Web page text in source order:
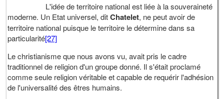
L'idée de territoire national est liée à la souveraineté
moderne. Un Etat universel, ditChatelet, ne peut avoir de
territoire national puisque le territoire le détermine dans sa
particularité[27]
Le christianisme que nous avons vu, avait pris le cadre
traditionnel de religion d'un groupe donné. Il s'était proclamé
comme seule religion véritable et capable de requérir l'adhésion
de l'universalité des êtres humains.